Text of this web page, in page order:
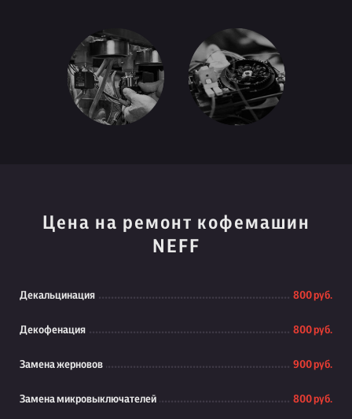
Цена на ремонт кофемашин
NEFF
Декальцинация 800 руб.
Декофенация 800 руб.
Замена жерновов 900 руб.
Замена микровыключателей 800 руб.